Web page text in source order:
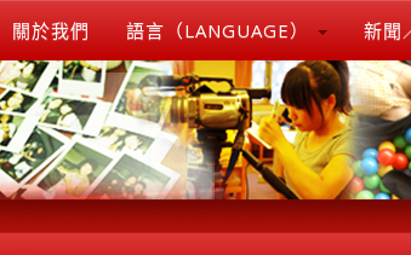
關於我們 語言（LANGUAGE） 新聞